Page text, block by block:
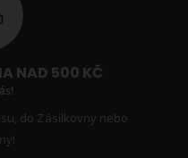
NAD 500 KČ
do Zásilkovny nebo